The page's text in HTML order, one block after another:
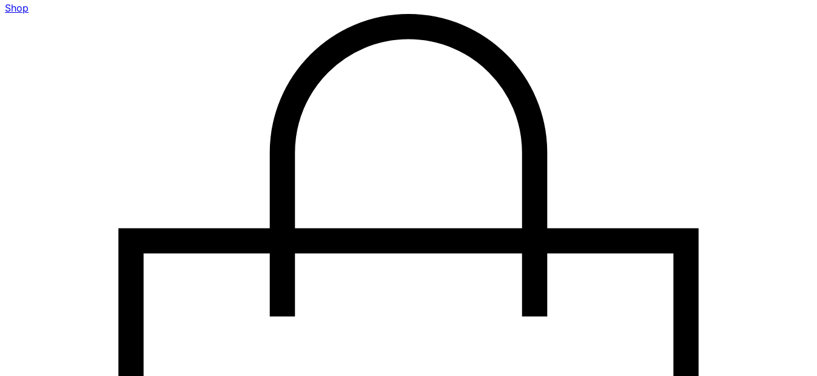
Shop